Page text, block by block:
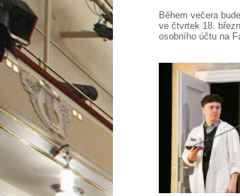
Během večera
ve čtvrtek 18.
osobního účtu na